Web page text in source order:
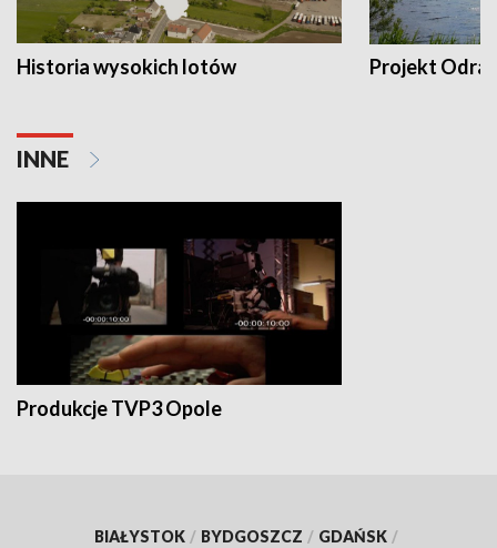
Historia wysokich lotów Projekt Odra
INNE
Produkcje TVP3 Opole
BIAŁYSTOK / BYDGOSZCZ / GDAŃSK /